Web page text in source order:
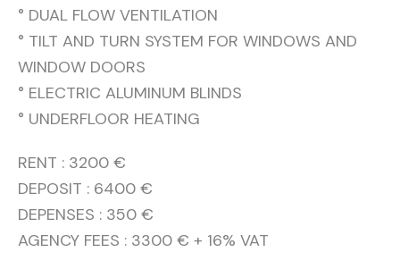
° DUAL FLOW VENTILATION
° TILT AND TURN SYSTEM FOR WINDOWS AND
WINDOW DOORS
° ELECTRIC ALUMINUM BLINDS
° UNDERFLOOR HEATING
RENT : 3200 €
DEPOSIT : 6400 €
DEPENSES : 350 €
AGENCY FEES : 3300 € + 16% VAT